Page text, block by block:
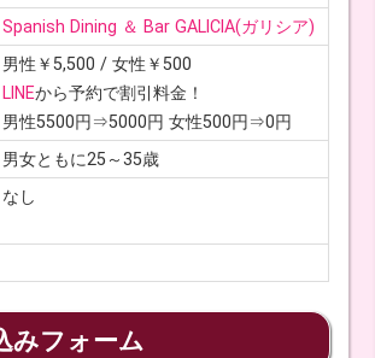
Spanish Dining ＆ Bar GALICIA(ガリシア)
男性￥5,500 / 女性￥500
LINEから予約で割引料金！
男性5500円⇒5000円 女性500円⇒0円
男女ともに25～35歳
なし
みフォーム